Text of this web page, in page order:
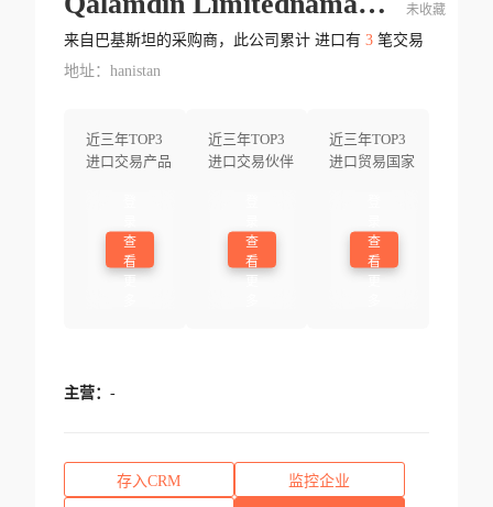
来自巴基斯坦的采购商，此公司累计 进口有 3笔交易
地址：hanistan
近三年TOP3
进口交易产品
查
看
近三年TOP3
进口交易伙伴
查
看
近三年TOP3
进口贸易国家
查
看
未收藏
主营： -
存入CRM 监控企业